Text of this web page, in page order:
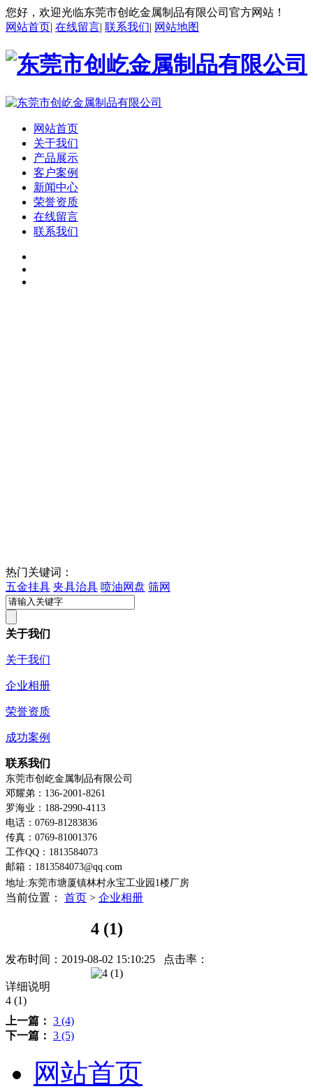
您好，欢迎光临东莞市创屹金属制品有限公司官方网站！
网站首页| 在线留言| 联系我们| 网站地图
网站首页
关于我们
产品展示
客户案例
新闻中心
荣誉资质
在线留言
联系我们
热门关键词：
五金挂具 夹具治具 喷油网盘 筛网
关于我们
关于我们
企业相册
荣誉资质
成功案例
联系我们
东莞市创屹金属制品有限公司
邓耀弟：136-2001-8261
罗海业：188-2990-4113
电话：0769-81283836
传真：0769-81001376
工作QQ：1813584073
邮箱：1813584073@qq.com
地址:东莞市塘厦镇林村永宝工业园1楼厂房
当前位置： 首页 > 企业相册
4 (1)
发布时间： 2019-08-02 15:10:25 点击率：
详细说明
4 (1)
上一篇： 3 (4)
下一篇： 3 (5)
网站首页